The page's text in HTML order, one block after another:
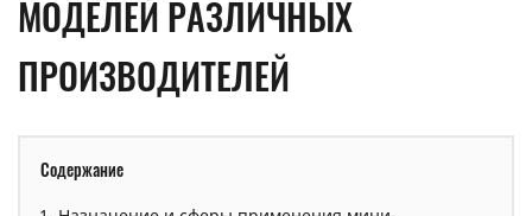
МОДЕЛЕЙ РАЗЛИЧНЫХ
ПРОИЗВОДИТЕЛЕЙ
Содержание